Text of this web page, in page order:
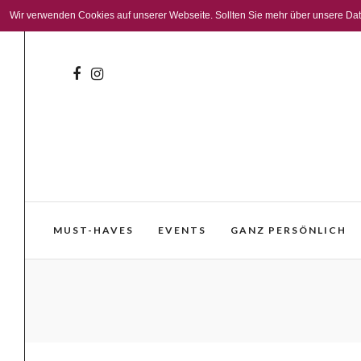
Wir verwenden Cookies auf unserer Webseite. Sollten Sie mehr über unsere
MUST-HAVES EVENTS GANZ PERSÖNLICH